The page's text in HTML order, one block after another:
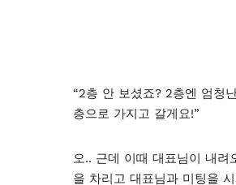
“2층 안 보셨죠? 2층엔 엄청
층으로 가지고 갈게요!”
오.. 근데 이때 대표님이 내
을 차리고 대표님과 미팅을